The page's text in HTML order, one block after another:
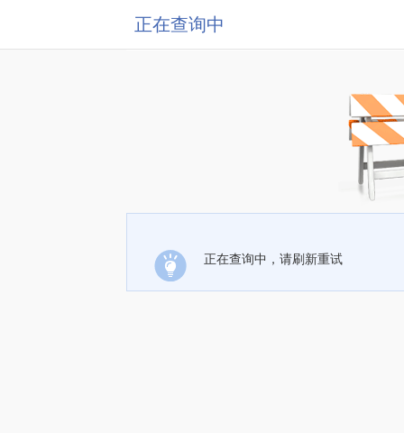
正在查询中
正在查询中，请刷新重试